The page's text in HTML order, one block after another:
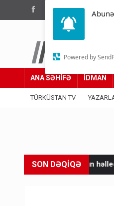
Powered by
Adımız
ANA SƏHİFƏ İDMAN
TÜRKÜSTAN TV
SON DƏQİQƏ
həlledici həftəsi... Gedişi